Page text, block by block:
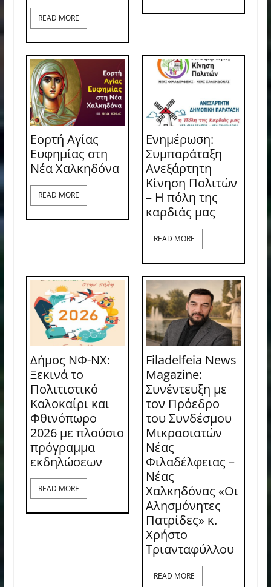
READ MORE
Εορτή Αγίας
Ευφημίας στη
Νέα Χαλκηδόνα
READ MORE
Ενημέρωση:
Συμπαράταξη
Ανεξάρτητη
Κίνηση Πολιτών
– Η πόλη της
καρδιάς μας
READ MORE
Δήμος ΝΦ-ΝΧ:
Ξεκινά το
Πολιτιστικό
Καλοκαίρι και
Φθινόπωρο
2026 με πλούσιο
πρόγραμμα
εκδηλώσεων
READ MORE
Filadelfeia News
Magazine:
Συνέντευξη με
τον Πρόεδρο
του Συνδέσμου
Μικρασιατών
Νέας
Φιλαδέλφειας –
Νέας
Χαλκηδόνας «Οι
Αλησμόνητες
Πατρίδες» κ.
Χρήστο
Τριανταφύλλου
READ MORE